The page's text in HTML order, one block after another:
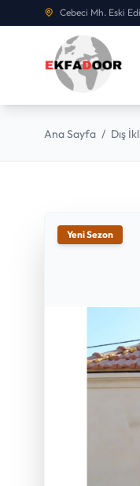
Cebeci Mh. Eski
Ana Sayfa / Dış
Yeni Sezon